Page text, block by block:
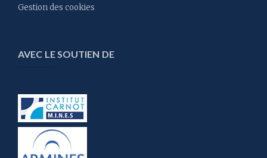
Gestion des cookies
AVEC LE SOUTIEN DE